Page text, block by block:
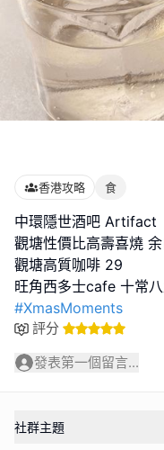
香港攻略 食
中環隱世酒吧 Artifact
觀塘性價比高壽喜燒 余
觀塘高質咖啡 29
#XmasMoments
評分
發表第一個留言...
社群主題